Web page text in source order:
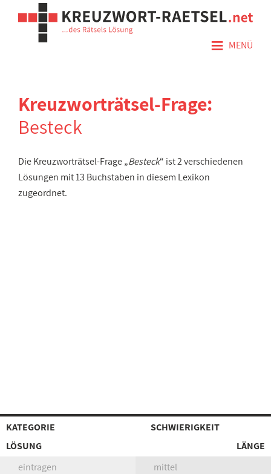
≡ MENÜ
Kreuzworträtsel-Frage:
Besteck
Die Kreuzworträtsel-Frage „Besteck“ ist 2 verschiedenen
Lösungen mit 13 Buchstaben in diesem Lexikon
zugeordnet.
KATEGORIE
SCHWIERIGKEIT
LÖSUNG
LÄNGE
eintragen
mittel